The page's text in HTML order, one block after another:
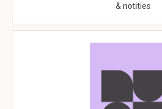
& notities